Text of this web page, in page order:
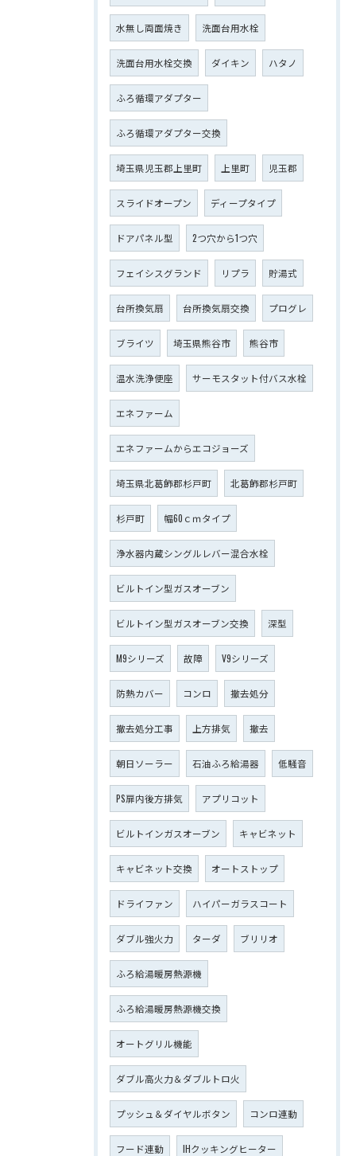
水無し両面焼き 洗面台用水栓
洗面台用水栓交換 ダイキン ハタノ
ふろ循環アダプター
ふろ循環アダプター交換
埼玉県児玉郡上里町 上里町 児玉郡
スライドオープン ディープタイプ
ドアパネル型 2つ穴から1つ穴
フェイシスグランド リプラ 貯湯式
台所換気扇 台所換気扇交換 プログレ
ブライツ 埼玉県熊谷市 熊谷市
温水洗浄便座 サーモスタット付バス水栓
エネファーム
エネファームからエコジョーズ
埼玉県北葛飾郡杉戸町 北葛飾郡杉戸町
杉戸町 幅60ｃｍタイプ
浄水器内蔵シングルレバー混合水栓
ビルトイン型ガスオーブン
ビルトイン型ガスオーブン交換 深型
M9シリーズ 故障 V9シリーズ
防熱カバー コンロ 撤去処分
撤去処分工事 上方排気 撤去
朝日ソーラー 石油ふろ給湯器 低騒音
PS扉内後方排気 アプリコット
ビルトインガスオーブン キャビネット
キャビネット交換 オートストップ
ドライファン ハイパーガラスコート
ダブル強火力 ターダ ブリリオ
ふろ給湯暖房熱源機
ふろ給湯暖房熱源機交換
オートグリル機能
ダブル高火力＆ダブルトロ火
プッシュ＆ダイヤルボタン コンロ連動
フード連動 IHクッキングヒーター